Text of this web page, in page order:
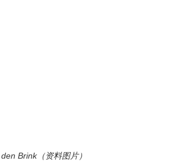
Brink（资料图片）